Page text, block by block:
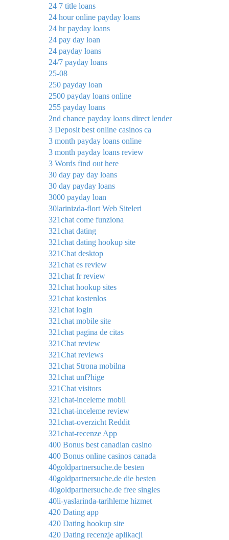
24 7 title loans
24 hour online payday loans
24 hr payday loans
24 pay day loan
24 payday loans
24/7 payday loans
25-08
250 payday loan
2500 payday loans online
255 payday loans
2nd chance payday loans direct lender
3 Deposit best online casinos ca
3 month payday loans online
3 month payday loans review
3 Words find out here
30 day pay day loans
30 day payday loans
3000 payday loan
30larinizda-flort Web Siteleri
321chat come funziona
321chat dating
321chat dating hookup site
321Chat desktop
321chat es review
321chat fr review
321chat hookup sites
321chat kostenlos
321chat login
321chat mobile site
321chat pagina de citas
321Chat review
321Chat reviews
321chat Strona mobilna
321chat unf?hige
321Chat visitors
321chat-inceleme mobil
321chat-inceleme review
321chat-overzicht Reddit
321chat-recenze App
400 Bonus best canadian casino
400 Bonus online casinos canada
40goldpartnersuche.de besten
40goldpartnersuche.de die besten
40goldpartnersuche.de free singles
40li-yaslarinda-tarihleme hizmet
420 Dating app
420 Dating hookup site
420 Dating recenzje aplikacji